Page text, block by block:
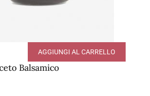
Balsamico
AGGIUNGI AL CARRELLO